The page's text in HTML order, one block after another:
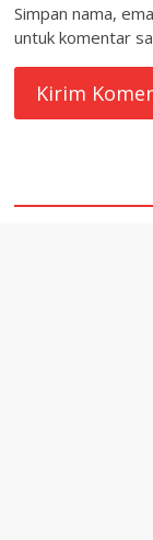
Simpan nama,
untuk komentar